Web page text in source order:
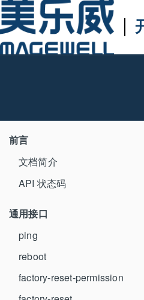
前言
文档简介
API 状态码
通用接口
ping
reboot
factory-reset-permission